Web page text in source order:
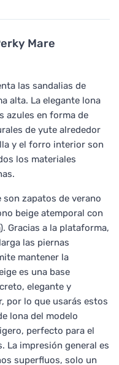
Mare
las sandalias de
alta. La elegante lona
azules en forma de
de yute alrededor
y el forro interior son
los materiales
son zapatos de verano
beige atemporal con
Gracias a la plataforma,
las piernas
mantener la
es una base
elegante y
por lo que usarás estos
lona del modelo
perfecto para el
La impresión general es
superfluos, solo un